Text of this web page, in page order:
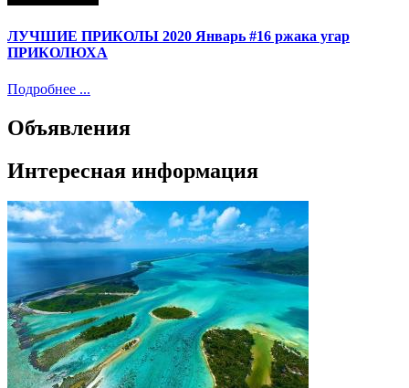
ЛУЧШИЕ ПРИКОЛЫ 2020 Январь #16 ржака угар
ПРИКОЛЮХА
Подробнее ...
Объявления
Интересная информация